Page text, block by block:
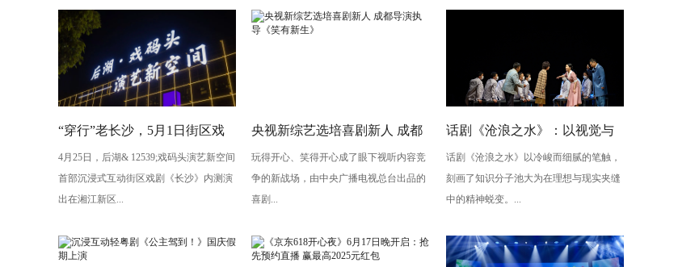
“穿行”老长沙，5月1日街区戏
剧《长沙》将亮相“后湖・戏码
头”
4月25日，后湖& 12539;戏码头演艺新空间
首部沉浸式互动街区戏剧《长沙》内测演
出在湘江新区...
央视新综艺选培喜剧新人 成都
导演执导《笑有新生》
玩得开心、笑得开心成了眼下视听内容竞
争的新战场，由中央广播电视总台出品的
喜剧...
话剧《沧浪之水》：以视觉与
心理空间，照见知识分子的精
神挣扎
话剧《沧浪之水》以冷峻而细腻的笔触，
刻画了知识分子池大为在理想与现实夹缝
中的精神蜕变。...